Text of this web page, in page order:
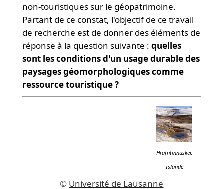
non-touristiques sur le géopatrimoine.
Partant de ce constat, l'objectif de ce travail
de recherche est de donner des éléments de
réponse à la question suivante : quelles
sont les conditions d'un usagedurable des
paysages géomorphologiques comme
ressource touristique ?
Hrafntinnusker,
Islande
© Université de Lausanne